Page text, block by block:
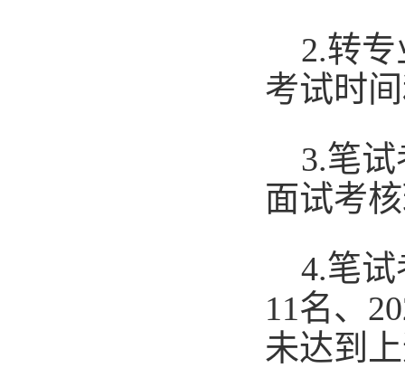
2.转
考试时
3.笔
面试考
4.笔
11名、
未达到